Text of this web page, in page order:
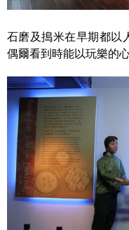
石磨及搗米在早期都以
偶爾看到時能以玩樂的